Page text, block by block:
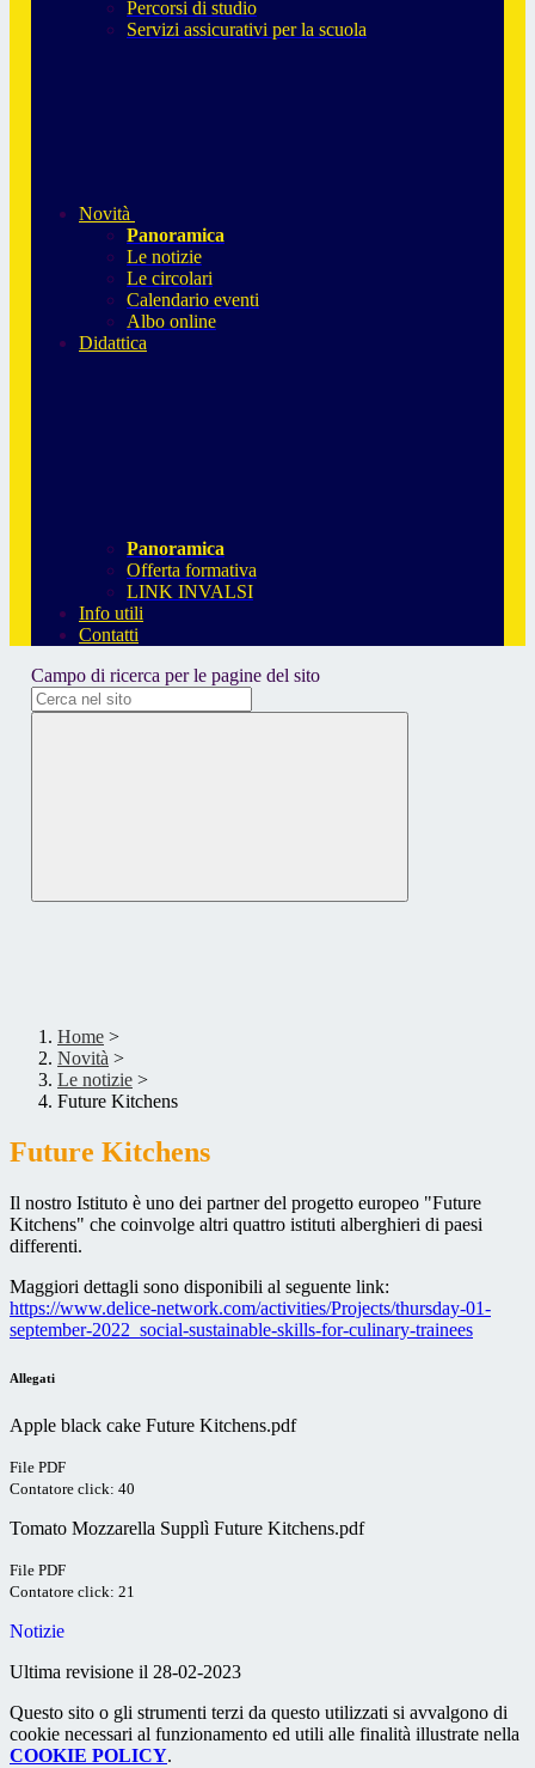
Percorsi di studio
Servizi assicurativi per la scuola
Novità
Panoramica
Le notizie
Le circolari
Calendario eventi
Albo online
Didattica
Panoramica
Offerta formativa
LINK INVALSI
Info utili
Contatti
Campo di ricerca per le pagine del sito
Home >
Novità >
Le notizie >
Future Kitchens
Future Kitchens
Il nostro Istituto è uno dei partner del progetto europeo "Future
Kitchens" che coinvolge altri quattro istituti alberghieri di paesi
differenti.
Maggiori dettagli sono disponibili al seguente link:
https://www.delice-network.com/activities/Projects/thursday-01-
september-2022_ social-sustainable-skills-for-culinary-trainees
Allegati
Apple black cake Future Kitchens.pdf
File PDF
Contatore click: 40
Tomato Mozzarella Supplì Future Kitchens.pdf
File PDF
Contatore click: 21
Notizie
Ultima revisione il 28-02-2023
Questo sito o gli strumenti terzi da questo utilizzati si avvalgono di
cookie necessari al funzionamento ed utili alle finalità illustrate nella
COOKIE POLICY.